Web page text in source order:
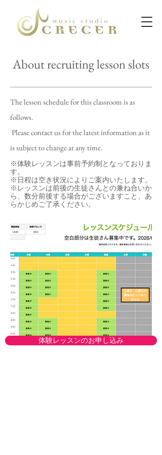
​ About recruiting lesson slots
The lesson schedule for this classroom is as
follows.
​ Please contact us for the latest information as it
is subject to change at any time.
※体験レッスンは事前予約制となっておりま
す。
※日程は空き状況によりご案内いたします。
​※レッスンは前後の生徒さんとの兼ね合いか
ら、数分前後する場合がございますこと、あ
らかじめご了承ください。
体験レッスンのお申し込み